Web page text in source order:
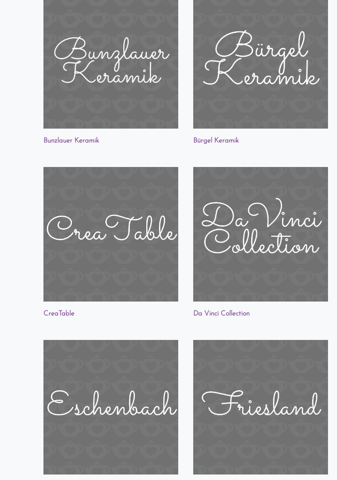
Bunzlauer Keramik Bürgel Keramik
CreaTable Da Vinci Collection